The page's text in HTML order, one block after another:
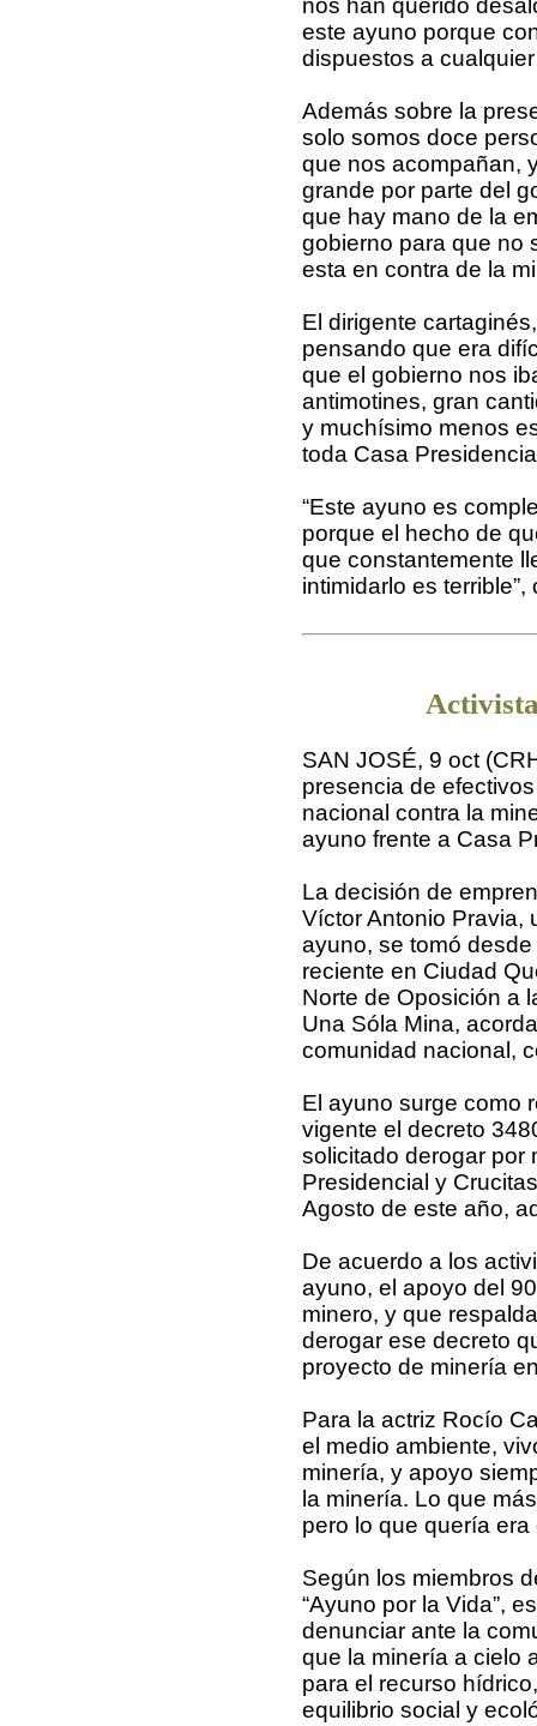
este ayuno porque
dispuestos a
Además sobre la
solo somos doce
que nos acompañan,
grande por parte del
que hay mano de la
gobierno para que no
esta en contra de la
El dirigente
pensando que era
que el gobierno nos
antimotines, gran
y muchísimo menos
toda Casa
“Este ayuno es
porque el hecho de
que constantemente
intimidarlo es
SAN JOSÉ, 9 oct
presencia de
nacional contra la
ayuno frente a Casa
La decisión de
Víctor Antonio Pravia,
ayuno, se tomó
reciente en Ciudad
Norte de Oposición a
Una Sóla Mina,
comunidad nacional,
El ayuno surge como
vigente el decreto
solicitado derogar por
Presidencial y
Agosto de este año,
De acuerdo a los
ayuno, el apoyo del
minero, y que
derogar ese decreto
proyecto de minería
Para la actriz Rocío
el medio ambiente,
minería, y apoyo
la minería. Lo que
pero lo que quería era
Según los miembros
“Ayuno por la Vida”,
denunciar ante la
que la minería a cielo
para el recurso
equilibrio social y